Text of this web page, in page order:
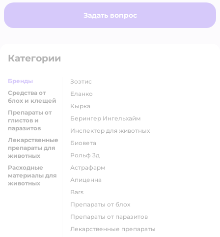
кота близок к 10 кг
Задать вопрос
Категории
Бренды
Средства от
блох и клещей
Препараты от
глистов и
паразитов
Лекарственные
препараты для
животных
Расходные
материалы для
животных
Зоэтис
Еланко
Кырка
Берингер Ингельхайм
Инспектор для животных
Биовета
Рольф 3д
Астрафарм
Апиценна
Bars
Препараты от блох
Препараты от паразитов
Лекарственные препараты